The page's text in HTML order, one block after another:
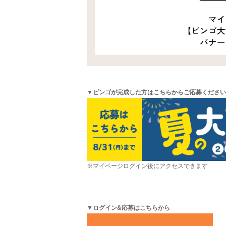
▼ビンゴが完成した方はこちらからご応募くださ
※マイページログイン後にアクセスできます
▼ログイン&応募はこちらから